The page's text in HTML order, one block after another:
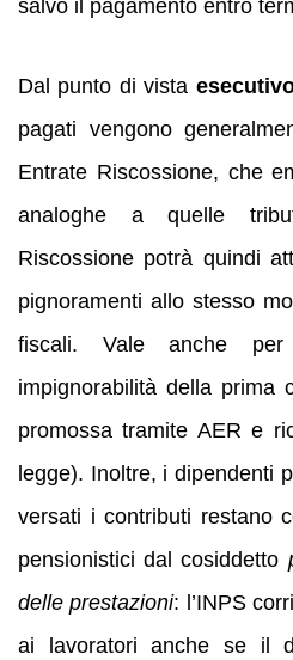
salvo il pagamento entro
Dal punto di vista
pagati vengono
Entrate Riscossione, che
analoghe a quelle
Riscossione potrà quindi
pignoramenti allo stesso
fiscali. Vale anche
impignorabilità della prima
promossa tramite AER e
legge). Inoltre, i dipendenti
versati i contributi restano
pensionistici dal cosiddetto
delle prestazioni: l’INPS
ai lavoratori anche se il